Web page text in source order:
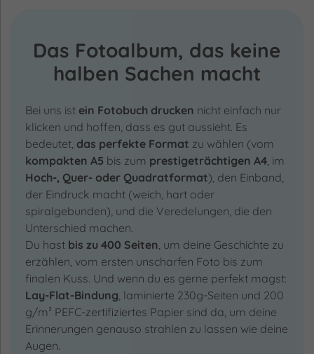
Das Fotoalbum, das keine
halben Sachen macht
Bei uns ist ein Fotobuch drucken nicht einfach nur
klicken und hoffen, dass es gut aussieht. Es
bedeutet, das perfekte Format zu wählen (vom
kompakten A5 bis zum prestigeträchtigen A4, im
Hoch-, Quer- oder Quadratformat), den Einband,
der Eindruck macht (weich, hart oder
spiralgebunden), und die Veredelungen, die den
Unterschied machen.
Du hast bis zu 400 Seiten, um deine Geschichte zu
erzählen, vom ersten unscharfen Foto bis zum
finalen Kuss. Und wenn du es gerne perfekt magst:
Lay-Flat-Bindung, laminierte 230g-Seiten und 200
g/m² PEFC-zertifiziertes Papier sind da, um deine
Erinnerungen genauso strahlen zu lassen wie deine
Augen.